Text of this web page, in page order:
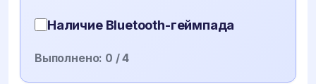
Наличие Bluetooth-геймпада
Выполнено: 0 / 4